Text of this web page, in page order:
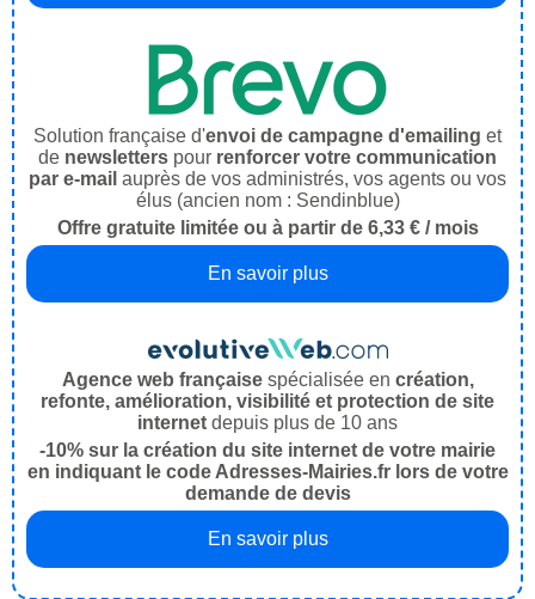
Solution française d'envoi de campagne d'emailing et
de newsletters pour renforcer votre communication
par e-mail auprès de vos administrés, vos agents ou vos
élus (ancien nom : Sendinblue)
Offre gratuite limitée ou à partir de 6,33 € / mois
En savoir plus
Agence web françaisespécialisée en création,
refonte, amélioration, visibilité et protection de site
internet depuis plus de 10 ans
-10% sur la création du site internet de votre mairie
en indiquant le code Adresses-Mairies.fr lors de votre
demande de devis
En savoir plus